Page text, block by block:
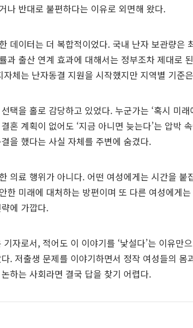
나 반대로 불편하다는 이유로 외면해 왔다.
데이터는 더 복합적이었다. 국내 난자 보관량은
과 출산 연계 효과에 대해서는 정부조차 제대로
체는 난자동결 지원을 시작했지만 지역별 기준
택을 홀로 감당하고 있었다. 누군가는 ‘혹시 미래
혼 계획이 없어도 ‘지금 아니면 늦는다’는 압박
을 했다는 사실 자체를 주변에 숨겼다.
의료 행위가 아니다. 어떤 여성에게는 시간을 붙
한 미래에 대처하는 방편이며 또 다른 여성에게
에 가깝다.
자로서, 적어도 이 이야기를 ‘낯설다’는 이유만
. 저출생 문제를 이야기하면서 정작 여성들의 몸
하는 사회라면 결국 답을 찾기 어렵다.